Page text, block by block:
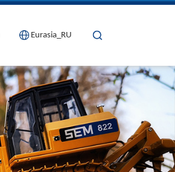
Eurasia_RU